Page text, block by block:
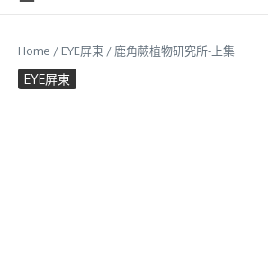
Home / EYE屏東 / 鹿角蕨植物研究所-上集
EYE屏東